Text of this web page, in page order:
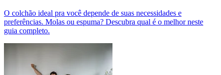
O colchão ideal pra você depende de suas necessidades e
preferências. Molas ou espuma? Descubra qual é o melhor neste
guia completo.